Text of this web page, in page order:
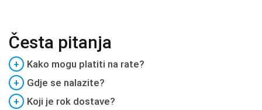
Česta pitanja
+
Kako mogu platiti na rate?
+
Gdje se nalazite?
+
Koji je rok dostave?